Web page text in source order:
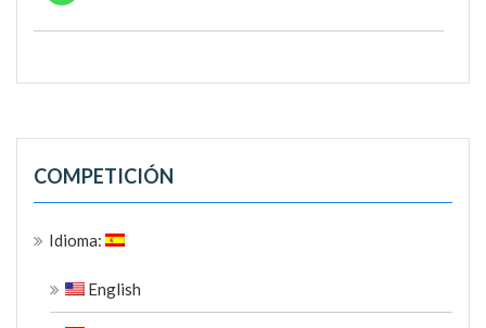
COMPETICIÓN
Idioma:
English